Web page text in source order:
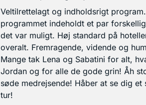
Veltilrettelagt og indholdsrigt
programmet indeholdt et par
det var muligt. Høj standard på
overalt. Fremragende, vidende og
Mange tak Lena og Sabatini for alt,
Jordan og for alle de gode grin! Åh
søde medrejsende! Håber at se dig et
tur!